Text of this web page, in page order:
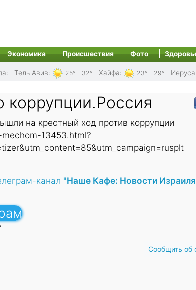
Экономика Происшествия Фото
: Тель Авив: 25° - 32° Хайфа: 23° - 29°
коррупции.Россия
на крестный ход против коррупции
13453.html?
канал "Наше Кафе: Новости
Сообщить об